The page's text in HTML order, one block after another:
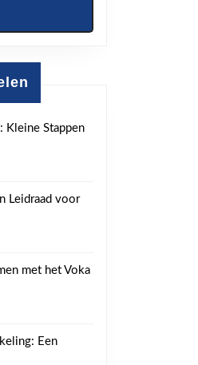
Kleine Stappen
Leidraad voor
met het Voka
Een